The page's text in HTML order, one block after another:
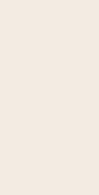
до +40°C.
как они